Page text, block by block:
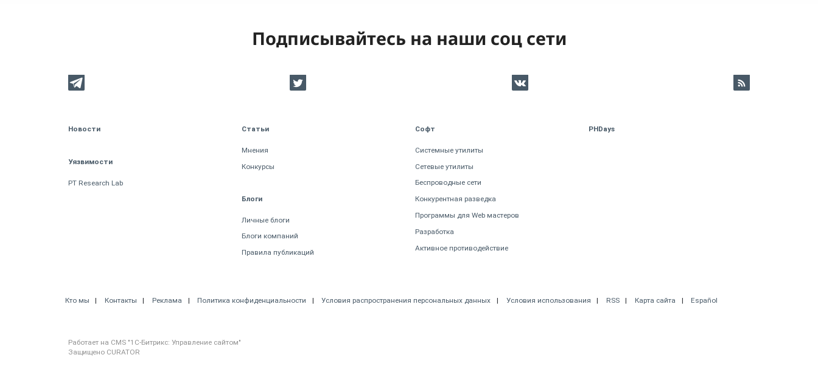
Подписывайтесь на наши соц сети
Новости
Уязвимости
PT Research Lab
Статьи
Мнения
Конкурсы
Блоги
Личные блоги
Блоги компаний
Правила публикаций
Софт
Системные утилиты
Сетевые утилиты
Беспроводные сети
Конкурентная разведка
Программы для Web мастеров
Разработка
Активное противодействие
PHDays
Кто мы Контакты Реклама Политика конфиденциальности Условия распространения персональных данных Условия использования RSS Карта сайта Español
Работает на CMS "1С-Битрикс: Управление сайтом"
Защищено CURATOR